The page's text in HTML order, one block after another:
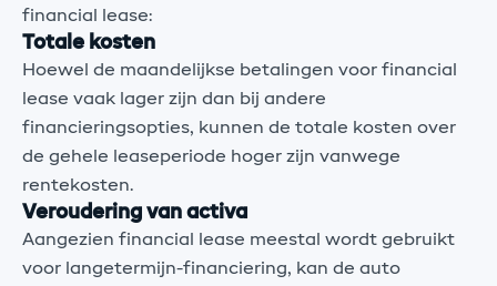
financial lease:
Totale kosten
Hoewel de maandelijkse betalingen voor financial
lease vaak lager zijn dan bij andere
financieringsopties, kunnen de totale kosten over
de gehele leaseperiode hoger zijn vanwege
rentekosten.
Veroudering van activa
Aangezien financial lease meestal wordt gebruikt
voor langetermijn-financiering, kan de auto